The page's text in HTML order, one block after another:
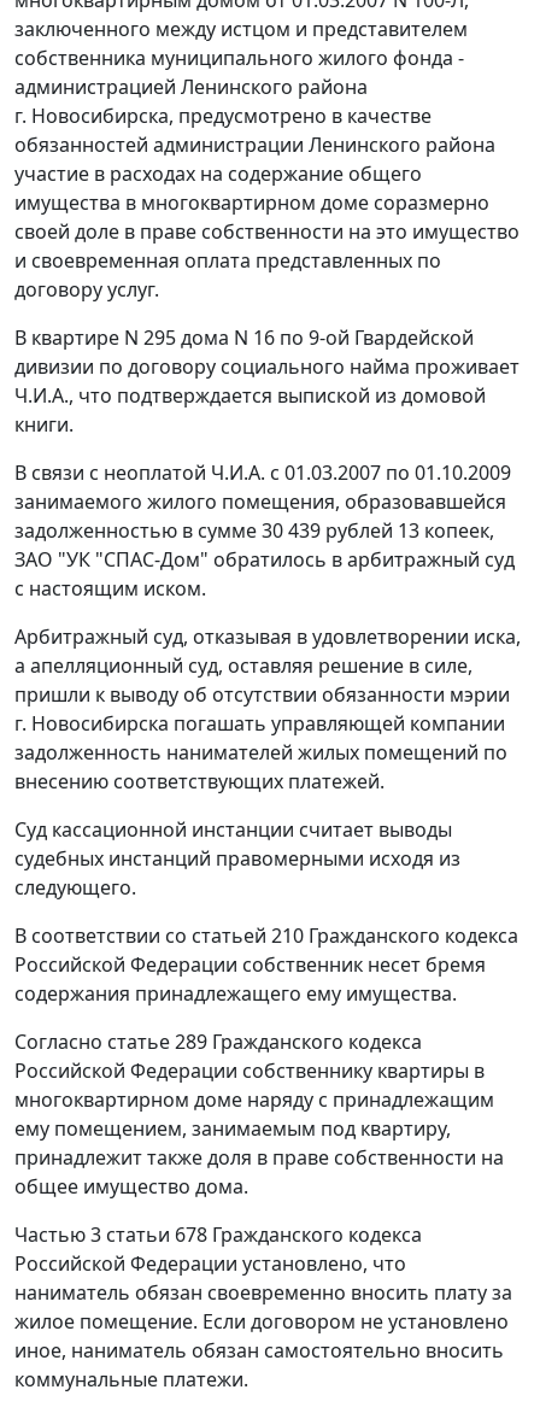
заключенного между истцом и представителем
собственника муниципального жилого фонда -
администрацией Ленинского района
г. Новосибирска, предусмотрено в качестве
обязанностей администрации Ленинского района
участие в расходах на содержание общего
имущества в многоквартирном доме соразмерно
своей доле в праве собственности на это имущество
и своевременная оплата представленных по
договору услуг.
В квартире N 295 дома N 16 по 9-ой Гвардейской
дивизии по договору социального найма проживает
Ч.И.А., что подтверждается выпиской из домовой
книги.
В связи с неоплатой Ч.И.А. с 01.03.2007 по 01.10.2009
занимаемого жилого помещения, образовавшейся
задолженностью в сумме 30 439 рублей 13 копеек,
ЗАО "УК "СПАС-Дом" обратилось в арбитражный суд
с настоящим иском.
Арбитражный суд, отказывая в удовлетворении иска,
а апелляционный суд, оставляя решение в силе,
пришли к выводу об отсутствии обязанности мэрии
г. Новосибирска погашать управляющей компании
задолженность нанимателей жилых помещений по
внесению соответствующих платежей.
Суд кассационной инстанции считает выводы
судебных инстанций правомерными исходя из
следующего.
В соответствии со статьей 210 Гражданского кодекса
Российской Федерации собственник несет бремя
содержания принадлежащего ему имущества.
Согласно статье 289 Гражданского кодекса
Российской Федерации собственнику квартиры в
многоквартирном доме наряду с принадлежащим
ему помещением, занимаемым под квартиру,
принадлежит также доля в праве собственности на
общее имущество дома.
Частью 3 статьи 678 Гражданского кодекса
Российской Федерации установлено, что
наниматель обязан своевременно вносить плату за
жилое помещение. Если договором не установлено
иное, наниматель обязан самостоятельно вносить
коммунальные платежи.